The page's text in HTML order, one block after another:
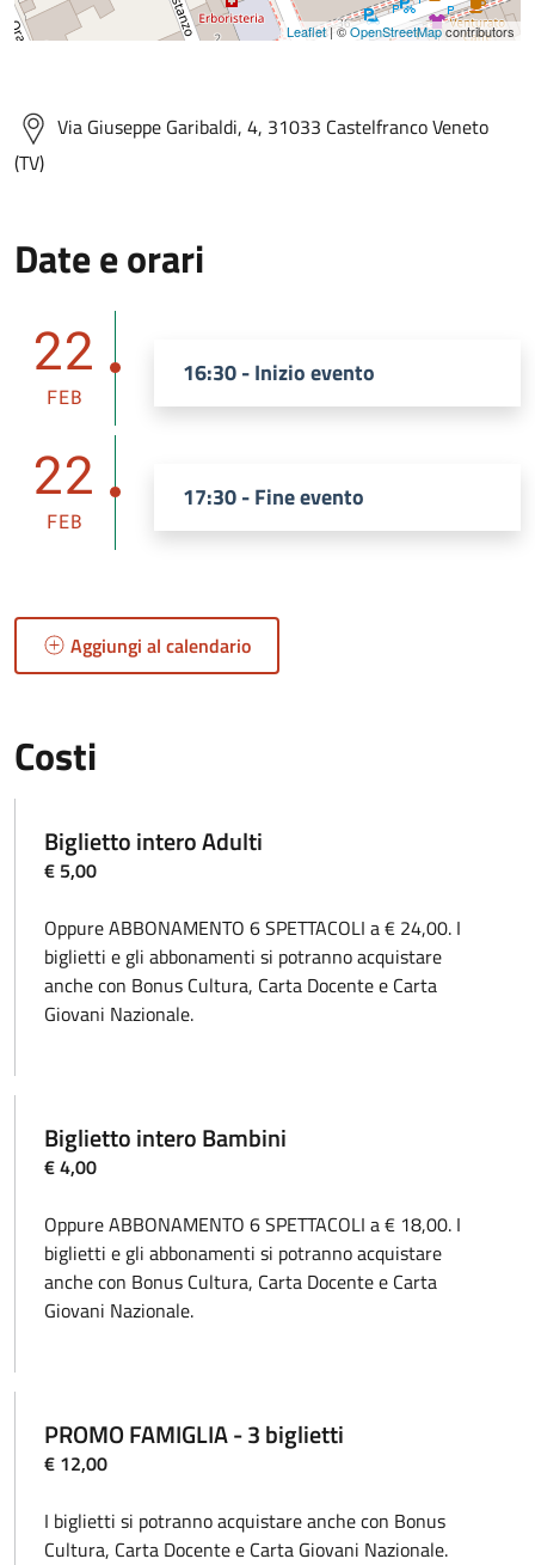
Leaflet| ©OpenStreetMapcontributors
Via Giuseppe Garibaldi, 4, 31033 Castelfranco Veneto
(TV)
Date e orari
22
FEB
16:30 - Inizio evento
22
FEB
17:30 - Fine evento
Aggiungi al calendario
Costi
Biglietto intero Adulti
€ 5,00
Oppure ABBONAMENTO 6 SPETTACOLI a € 24,00. I
biglietti e gli abbonamenti si potranno acquistare
anche con Bonus Cultura, Carta Docente e Carta
Giovani Nazionale.
Biglietto intero Bambini
€ 4,00
Oppure ABBONAMENTO 6 SPETTACOLI a € 18,00. I
biglietti e gli abbonamenti si potranno acquistare
anche con Bonus Cultura, Carta Docente e Carta
Giovani Nazionale.
PROMO FAMIGLIA - 3 biglietti
€ 12,00
I biglietti si potranno acquistare anche con Bonus
Cultura, Carta Docente e Carta Giovani Nazionale.